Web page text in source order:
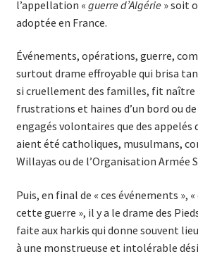
l’appellation « guerre d’Algérie » soit
adoptée en France.
Événements, opérations, guerre,
surtout drame effroyable qui brisa
si cruellement des familles, fit
frustrations et haines d’un bord ou
engagés volontaires que des appelés
aient été catholiques, musulmans,
Willayas ou de l’Organisation Armée
Puis, en final de « ces événements »,
cette guerre », il y a le drame des
faite aux harkis qui donne souvent
à une monstrueuse et intolérable